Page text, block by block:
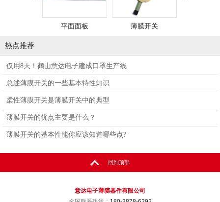
平面面板 薄膜开关
热点推荐
仅用8天！鹤山意达电子建成口罩生产线
总述薄膜开关的一些基本特性知识
柔性薄膜开关是薄膜开关中的典型
薄膜开关的优点主要是什么？
薄膜开关的基本性能你应该知道哪些点?
回到顶部
意达电子薄膜器件有限公司